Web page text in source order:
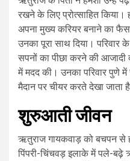
रखने के लिए प्रोत्साहित
अपना मुख्य करियर बनाने का
उनका पूरा साथ दिया।
सपनों का पीछा करने की
में मदद की। उनका परिवार पुणे
मैदान पर चीयर करते देखा जाता
शुरुआती जीवन
ऋतुराज गायकवाड़ को बचपन से
पिंपरी-चिंचवड़ इलाके में पले-बढ़े